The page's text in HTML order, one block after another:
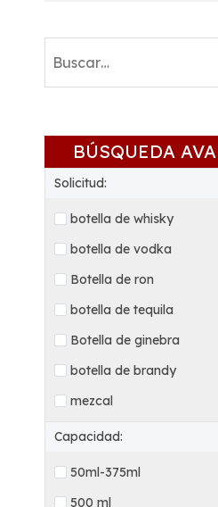
BÚSQUEDA
Solicitud:
botella de whisky
botella de vodka
Botella de ron
botella de tequila
Botella de ginebra
botella de brandy
mezcal
Capacidad:
50ml-375ml
500 ml